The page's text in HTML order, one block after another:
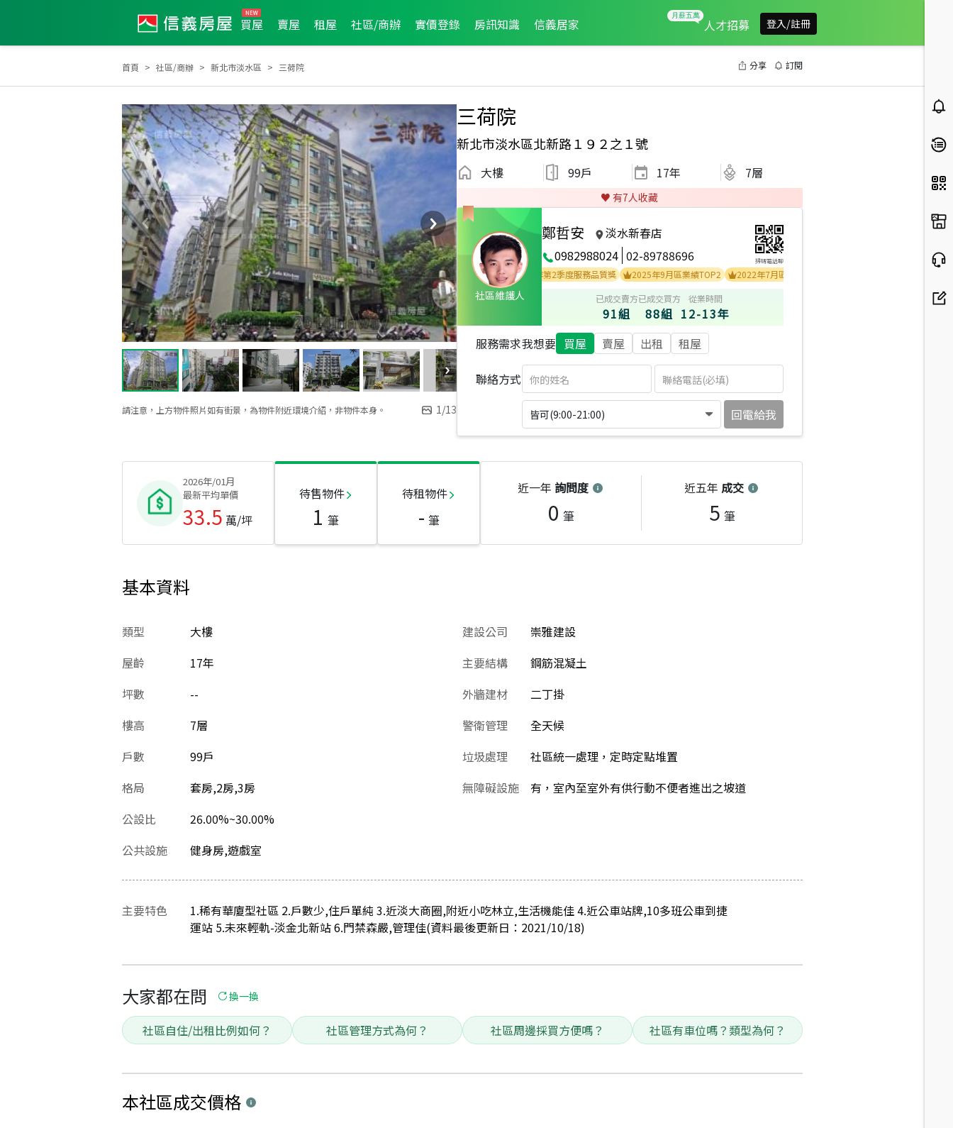
買屋 賣屋 租屋 社區/商辦 實價登錄 房訊知識 信義居家 人才招募 登入/註冊
首頁 社區/商辦 新北市淡水區 三荷院 分享 訂閱
請注意，上方物件照片如有街景，為物件附近環境介紹，非物件本身。 1/13
三荷院
新北市淡水區北新路１９２之１號
大樓 99戶 17年 7層
♥️ 有7人收藏
社區維護人
鄭哲安
淡水新春店
0982988024 02-89788696 掃碼電話聊
2022年第2季度服務品質獎 2025年9月區業績TOP2 2022年7月區業績TOP3
已成交賣方
91組
已成交買方
88組
從業時間
12-13年
服務需求我想要 買屋 賣屋 出租 租屋
聯絡方式
皆可(9:00-21:00) 回電給我
2026年/01月
最新平均單價
33.5 萬/坪
待售物件
1 筆
待租物件
- 筆
近一年 詢問度
0 筆
近五年 成交
5 筆
基本資料
類型
大樓
屋齡
17年
坪數
--
樓高
7層
戶數
99戶
格局
套房,2房,3房
公設比
26.00%~30.00%
建設公司
崇雅建設
主要結構
鋼筋混凝土
外牆建材
二丁掛
警衛管理
全天候
垃圾處理
社區統一處理，定時定點堆置
無障礙設施
有，室內至室外有供行動不便者進出之坡道
公共設施 健身房,遊戲室
主要特色
1.稀有華廈型社區 2.戶數少,住戶單純 3.近淡大商圈,附近小吃林立,生活機能佳 4.近公車站牌,10多班公車到捷
運站 5.未來輕軌-淡金北新站 6.門禁森嚴,管理佳(資料最後更新日：2021/10/18)
大家都在問 換一換
社區自住/出租比例如何？ 社區管理方式為何？ 社區周邊採買方便嗎？ 社區有車位嗎？類型為何？
本社區成交價格